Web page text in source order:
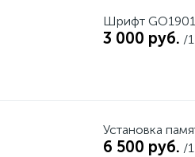
Шрифт GO1901
3 000 руб. /
Установка
6 500 руб. /